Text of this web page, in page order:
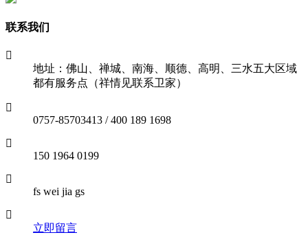
联系我们
地址：佛山、禅城、南海、顺德、高明、三水五大区域
都有服务点（祥情见联系卫家）
0757-85703413 / 400 189 1698
150 1964 0199
fs wei jia gs
立即留言